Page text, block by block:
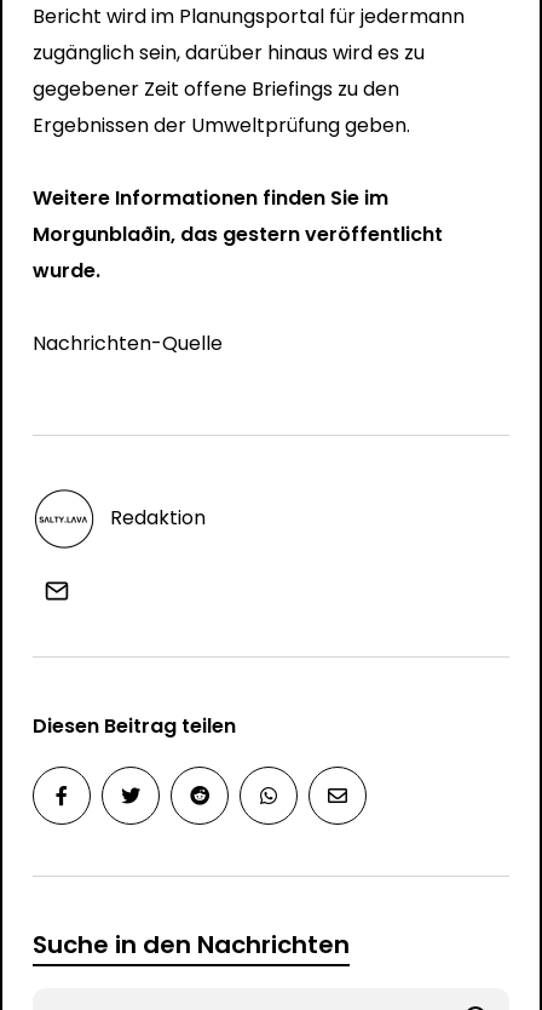
Bericht wird im Planungsportal für jedermann
zugänglich sein, darüber hinaus wird es zu
gegebener Zeit offene Briefings zu den
Ergebnissen der Umweltprüfung geben.
Weitere Informationen finden Sie im
Morgunblaðin, das gestern veröffentlicht
wurde.
Nachrichten-Quelle
Redaktion
Diesen Beitrag teilen
Suche in den Nachrichten